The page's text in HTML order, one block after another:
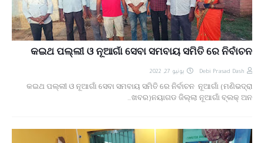
କଇଥ ପଲ୍ଲୀ ଓ ନୂଆଗାଁ ସେବା ସମବାୟ ସମିତି ରେ ନିର୍ବାଚନ
Debi Prasad Dash يونيو 27, 2022
କଇଥ ପଲ୍ଲୀ ଓ ନୂଆଗାଁ ସେବା ସମବାୟ ସମିତି ରେ ନିର୍ବାଚନ ନୂଆଗାଁ (ମଣିଭଦ୍ରା
ଖବର)ନୟାଗଡ ଜିଲ୍ଲା ନୂଆଗାଁ ବ୍ଲକ୍ ଅନ…